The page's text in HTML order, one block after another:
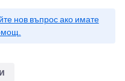
нов въпрос ако имате